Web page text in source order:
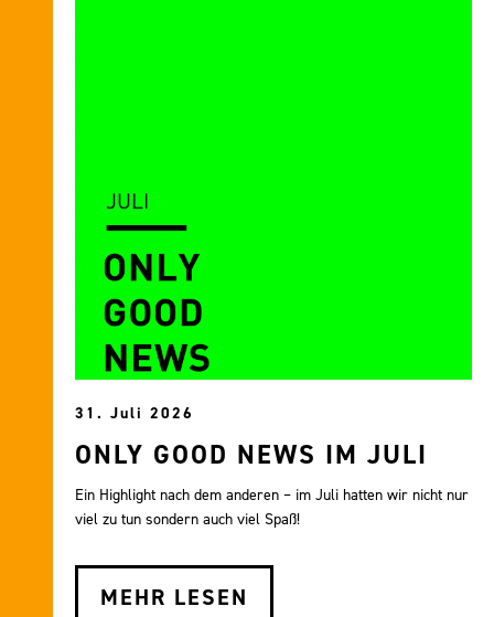
31. Juli 2026
ONLY GOOD NEWS IM JULI
Ein Highlight nach dem anderen – im Juli hatten wir nicht nur
viel zu tun sondern auch viel Spaß!
MEHR LESEN